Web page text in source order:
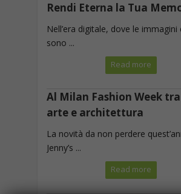
Rendi Eterna la Tua
Nell’era digitale, dove le immagini
sono ...
Read more
Al Milan Fashion Week
arte e architettura
La novità da non perdere
Jenny’s ...
Read more